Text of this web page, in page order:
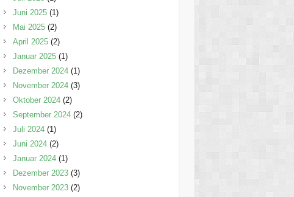
Juni 2025(1)
Mai 2025(2)
April 2025(2)
Januar 2025(1)
Dezember 2024(1)
November 2024(3)
Oktober 2024(2)
September 2024(2)
Juli 2024(1)
Juni 2024(2)
Januar 2024(1)
Dezember 2023(3)
November 2023(2)